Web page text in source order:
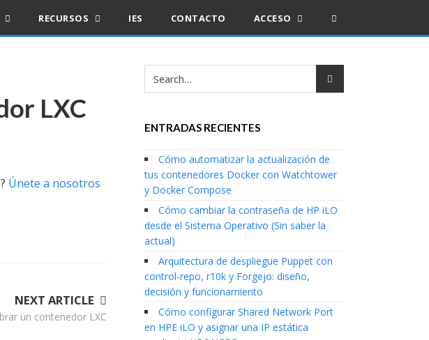
RECURSOS IES CONTACTO ACCESO
LXC
Únete a nosotros
NEXT ARTICLE
un contenedor LXC
ENTRADAS RECIENTES
Cómo automatizar la actualización de
tus contenedores Docker con Watchtower
y Docker Compose
Cómo cambiar la contraseña de HP iLO
desde el Sistema Operativo (Sin saber la
actual)
Arquitectura de despliegue Puppet con
control-repo, r10k y Forgejo: diseño,
decisión y funcionamiento
Cómo configurar Shared Network Port
en HPE iLO y asignar una IP estática